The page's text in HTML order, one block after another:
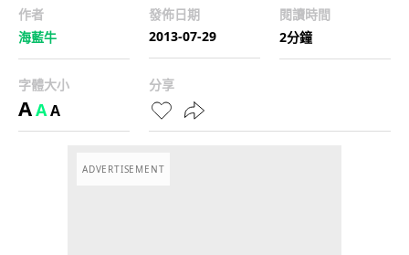
作者
海藍牛
發佈日期
2013-07-29
閱讀時間
2分鐘
字體大小
AAA
分享
ADVERTISEMENT